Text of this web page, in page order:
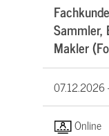
Sammler,
Makler
07.12.2026
Online